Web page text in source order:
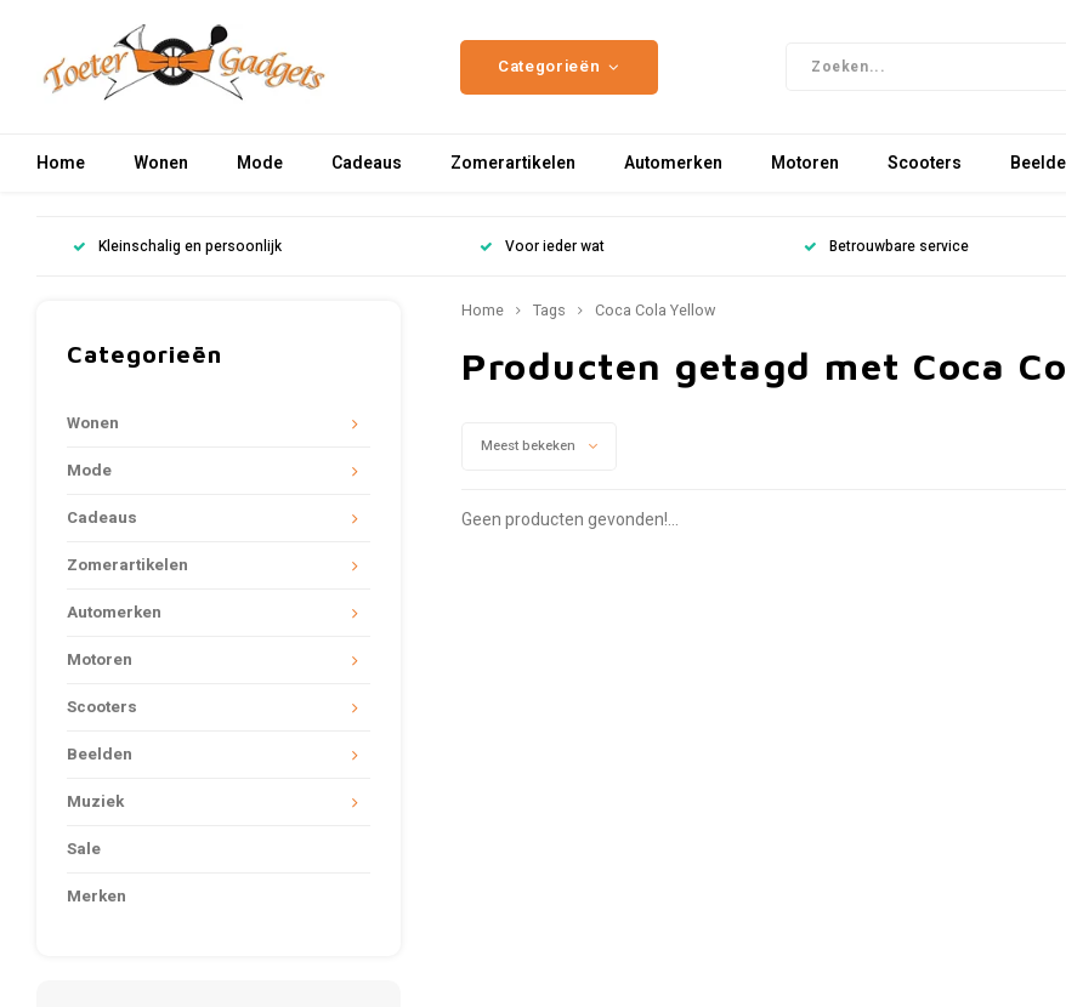
Categorieën
Home Wonen Mode Cadeaus Zomerartikelen Automerken Motoren Scooters
Kleinschalig en persoonlijk Voor ieder wat Betrouwbare service
Categorieën
Wonen
Mode
Cadeaus
Zomerartikelen
Automerken
Motoren
Scooters
Beelden
Muziek
Sale
Merken
Home Tags Coca Cola Yellow
Producten getagd met Coca
Meest bekeken
Geen producten gevonden!...